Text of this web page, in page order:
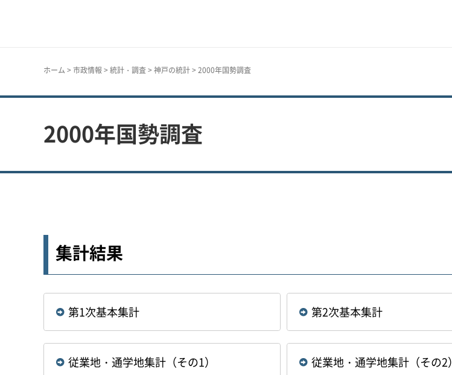
ホーム > 市政情報 > 統計・調査> 神戸の統計> 2000年国勢調査
2000年国勢調査
集計結果
第1次基本集計 第2次基本集計
従業地・通学地集計（その1） 従業地・通学地集計（その2）